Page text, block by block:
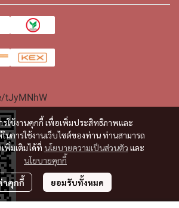
รใช้งานคุกกี้ เพื่อเพิ่มประสิทธิภาพและ
การใช้งานเว็บไซต์ของท่าน ท่านสามารถ
พิ่มเติมได้ที่ นโยบายความเป็นส่วนตัว และ
นโยบายคุกกี้
าคุกกี้ ยอมรับทั้งหมด
tJyMNhW